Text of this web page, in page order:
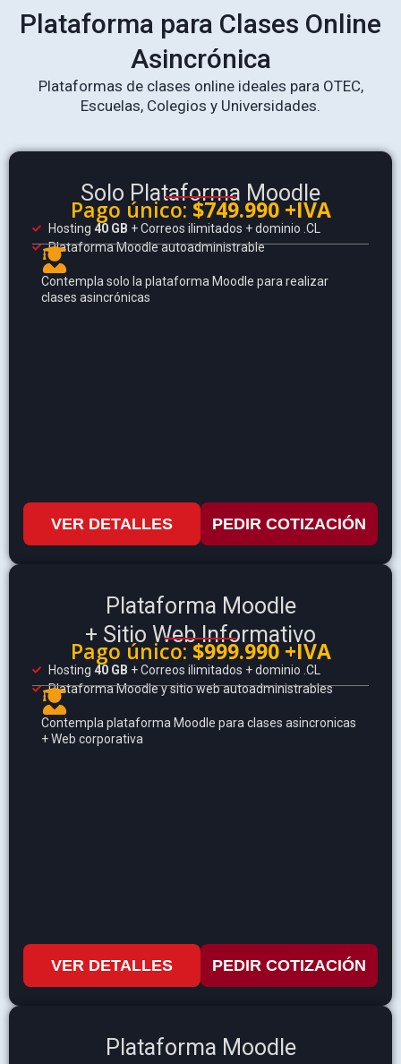
Plataforma para Clases Online
Asincrónica
Plataformas de clases online ideales para OTEC,
Escuelas, Colegios y Universidades.
Solo Plataforma Moodle
Pago único:$749.990 +IVA
Hosting 40 GB + Correos ilimitados + dominio .CL
Plataforma Moodle autoadministrable
Contempla solo la plataforma Moodle para realizar
clases asincrónicas
VER DETALLES PEDIR COTIZACIÓN
Plataforma Moodle
+ Sitio Web Informativo
Pago único:$999.990 +IVA
Hosting 40 GB + Correos ilimitados + dominio .CL
Plataforma Moodle y sitio web autoadministrables
Contempla plataforma Moodle para clases asincronicas
+ Web corporativa
VER DETALLES PEDIR COTIZACIÓN
Plataforma Moodle